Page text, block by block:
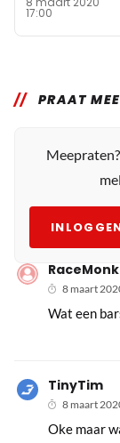
17:00
PRAAT
TinyTim
8 maart
Oke maar
8 maart
Wat een